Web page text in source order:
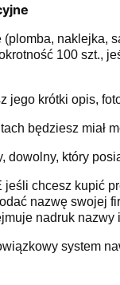
naklejka,
100 szt.,
krótki opis,
będziesz miał
dowolny, który
chcesz kupić
nazwę swojej
nadruk
system